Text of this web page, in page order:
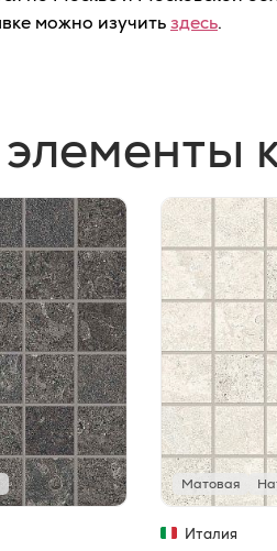
можно изучитьздесь.
Матовая
Италия